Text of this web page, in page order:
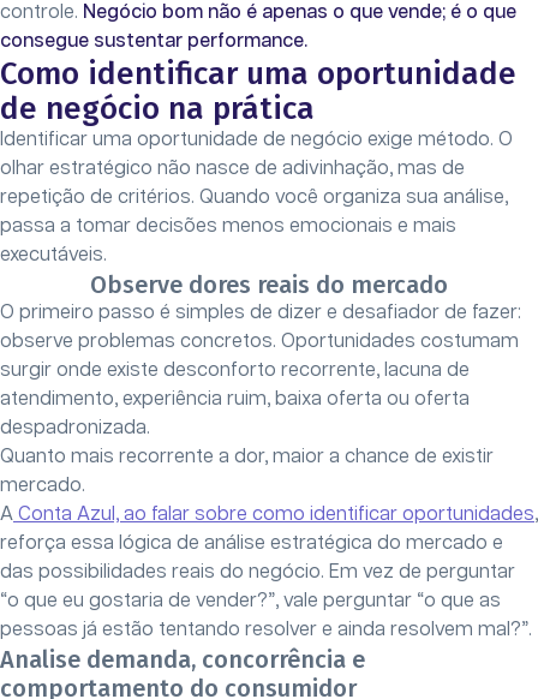
controle. Negócio bom não é apenas o que vende; é o que
consegue sustentar performance.
Como identificar uma oportunidade
de negócio na prática
Identificar uma oportunidade de negócio exige método. O
olhar estratégico não nasce de adivinhação, mas de
repetição de critérios. Quando você organiza sua análise,
passa a tomar decisões menos emocionais e mais
executáveis.
Observe dores reais do mercado
O primeiro passo é simples de dizer e desafiador de fazer:
observe problemas concretos. Oportunidades costumam
surgir onde existe desconforto recorrente, lacuna de
atendimento, experiência ruim, baixa oferta ou oferta
despadronizada.
Quanto mais recorrente a dor, maior a chance de existir
mercado.
A Conta Azul, ao falar sobre como identificar oportunidades,
reforça essa lógica de análise estratégica do mercado e
das possibilidades reais do negócio. Em vez de perguntar
“o que eu gostaria de vender?”, vale perguntar “o que as
pessoas já estão tentando resolver e ainda resolvem mal?”.
Analise demanda, concorrência e
comportamento do consumidor